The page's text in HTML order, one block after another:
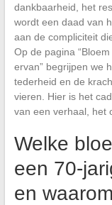
dankbaarheid, het
wordt een daad van
aan de compliciteit
Op de pagina
ervan” begrijpen we
tederheid en de
vieren. Hier is het
van een verhaal, het
Welke
een 70-
en